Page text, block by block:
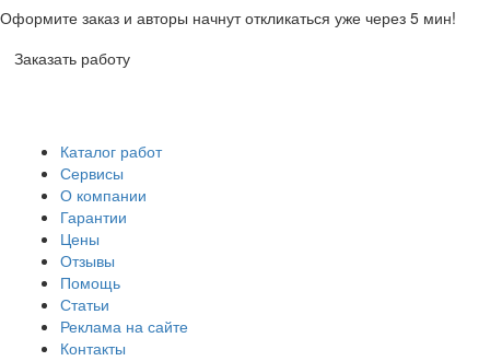
Оформите заказ и авторы начнут откликаться уже через 5 мин!
Заказать работу
Каталог работ
Сервисы
О компании
Гарантии
Цены
Отзывы
Помощь
Статьи
Реклама на сайте
Контакты